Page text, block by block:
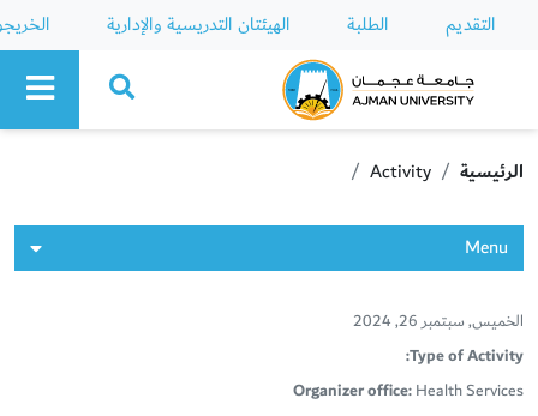
التقديم الطلبة الهيئتان التدريسية والإدارية
Ajman University
الرئيسية Activity
Menu
الخميس, سبتمبر 26, 2024
Type of Activity:
Organizer office:Health Services